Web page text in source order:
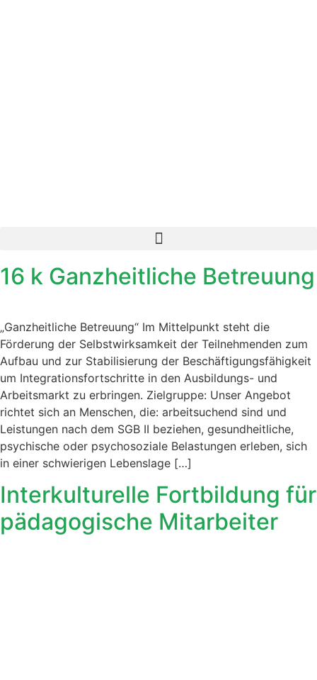
16 k Ganzheitliche Betreuung
„Ganzheitliche Betreuung“ Im Mittelpunkt steht die
Förderung der Selbstwirksamkeit der Teilnehmenden zum
Aufbau und zur Stabilisierung der Beschäftigungsfähigkeit
um Integrationsfortschritte in den Ausbildungs- und
Arbeitsmarkt zu erbringen. Zielgruppe: Unser Angebot
richtet sich an Menschen, die: arbeitsuchend sind und
Leistungen nach dem SGB II beziehen, gesundheitliche,
psychische oder psychosoziale Belastungen erleben, sich
in einer schwierigen Lebenslage […]
Interkulturelle Fortbildung für
pädagogische Mitarbeiter